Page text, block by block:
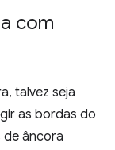
com
talvez seja
as bordas do
de âncora